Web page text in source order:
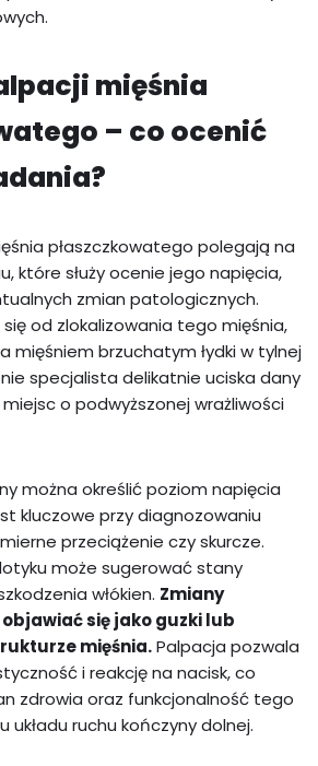
mięśnia
– co ocenić
płaszczkowatego polegają na
które służy ocenie jego napięcia,
zmian patologicznych.
od zlokalizowania tego mięśnia,
mięśniem brzuchatym łydki w tylnej
specjalista delikatnie uciska dany
o podwyższonej wrażliwości
można określić poziom napięcia
kluczowe przy diagnozowaniu
przeciążenie czy skurcze.
może sugerować stany
włókien. Zmiany
się jako guzki lub
mięśnia.Palpacja pozwala
i reakcję na nacisk, co
zdrowia oraz funkcjonalność tego
ruchu kończyny dolnej.